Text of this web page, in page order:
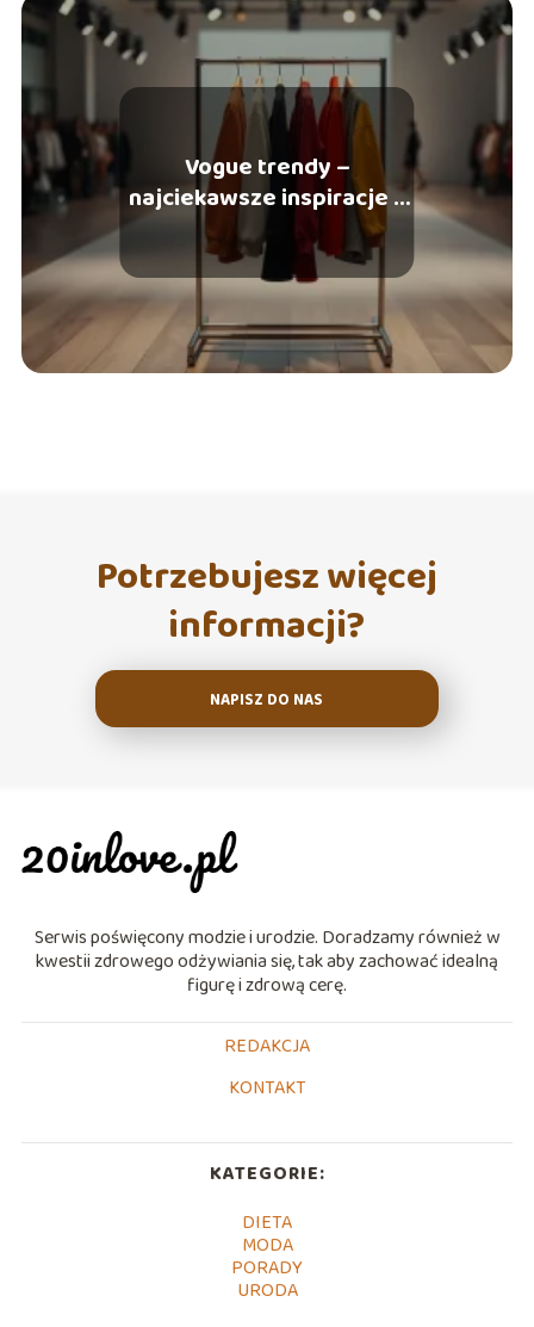
Vogue trendy –
najciekawsze inspiracje z
wybiegów
Potrzebujesz więcej
informacji?
NAPISZ DO NAS
Serwis poświęcony modzie i urodzie. Doradzamy również w
kwestii zdrowego odżywiania się, tak aby zachować idealną
figurę i zdrową cerę.
REDAKCJA
KONTAKT
KATEGORIE:
DIETA
MODA
PORADY
URODA